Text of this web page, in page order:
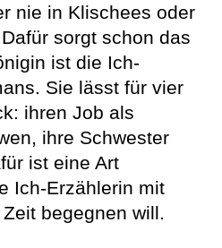
nie in Klischees oder
sorgt schon das
ist die Ich-
Sie lässt für vier
ihren Job als
ihre Schwester
ist eine Art
Ich-Erzählerin mit
begegnen will.